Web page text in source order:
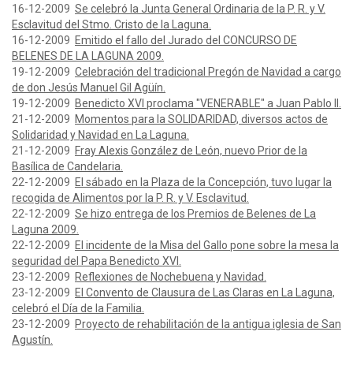
16-12-2009 Se celebró la Junta General Ordinaria de la P. R. y V.
Esclavitud del Stmo. Cristo de la Laguna.
16-12-2009 Emitido el fallo del Jurado del CONCURSO DE
BELENES DE LA LAGUNA 2009.
19-12-2009 Celebración del tradicional Pregón de Navidad a cargo
de don Jesús Manuel Gil Agüín.
19-12-2009 Benedicto XVI proclama "VENERABLE" a Juan Pablo II.
21-12-2009 Momentos para la SOLIDARIDAD, diversos actos de
Solidaridad y Navidad en La Laguna.
21-12-2009 Fray Alexis González de León, nuevo Prior de la
Basílica de Candelaria.
22-12-2009 El sábado en la Plaza de la Concepción, tuvo lugar la
recogida de Alimentos por la P. R. y V. Esclavitud.
22-12-2009 Se hizo entrega de los Premios de Belenes de La
Laguna 2009.
22-12-2009 El incidente de la Misa del Gallo pone sobre la mesa la
seguridad del Papa Benedicto XVI.
23-12-2009 Reflexiones de Nochebuena y Navidad.
23-12-2009 El Convento de Clausura de Las Claras en La Laguna,
celebró el Día de la Familia.
23-12-2009 Proyecto de rehabilitación de la antigua iglesia de San
Agustín.